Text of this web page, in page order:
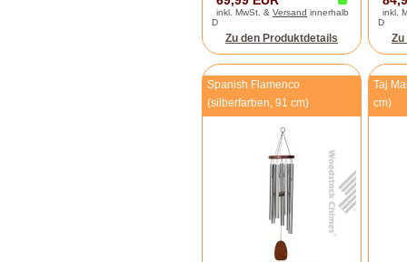
inkl. MwSt. & Versand innerhalb
D
Zu den Produktdetails
inkl.
D
Spanish Flamenco
(silberfarben, 91 cm)
Taj
cm)